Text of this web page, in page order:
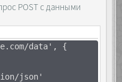
POST с данными
data', {
json'